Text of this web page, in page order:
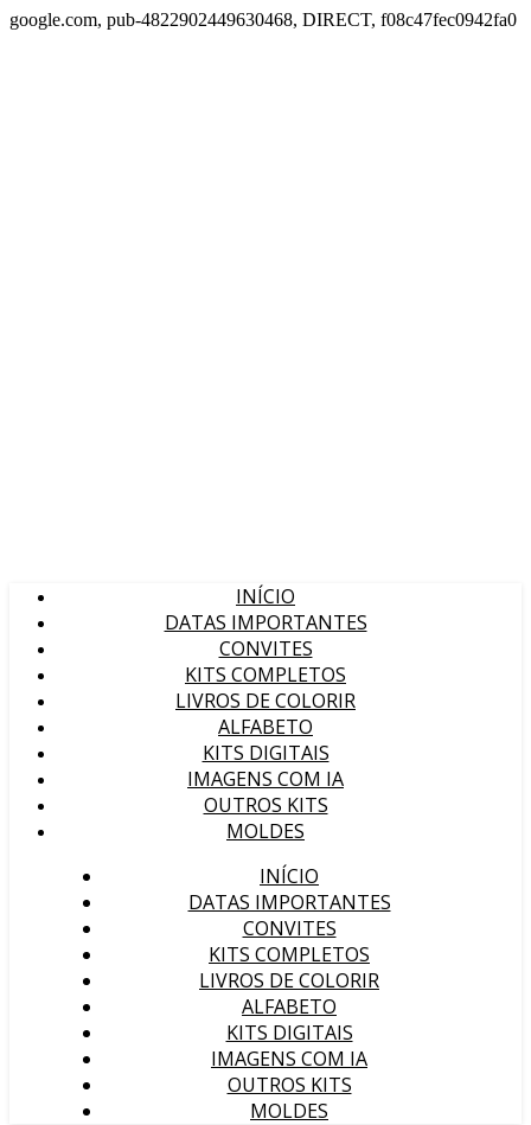
google.com, pub-4822902449630468, DIRECT, f08c47fec0942fa0
INÍCIO
DATAS IMPORTANTES
CONVITES
KITS COMPLETOS
LIVROS DE COLORIR
ALFABETO
KITS DIGITAIS
IMAGENS COM IA
OUTROS KITS
MOLDES
INÍCIO
DATAS IMPORTANTES
CONVITES
KITS COMPLETOS
LIVROS DE COLORIR
ALFABETO
KITS DIGITAIS
IMAGENS COM IA
OUTROS KITS
MOLDES